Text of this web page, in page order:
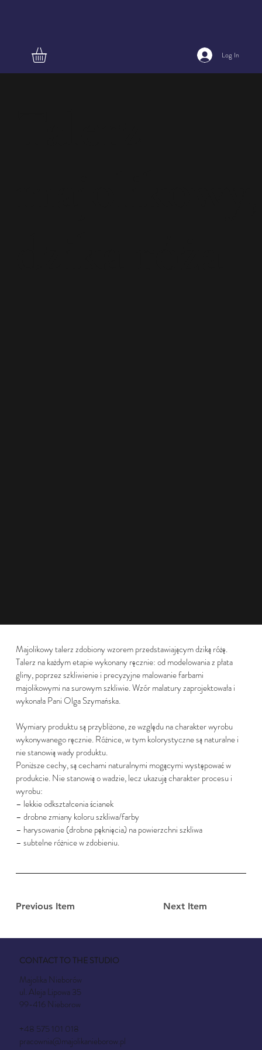
Log In
Previous Item Next Item
Majolikowy talerz zdobiony wzorem przedstawiającym dziką różę.
Talerz na każdym etapie wykonany ręcznie: od modelowania z płata
gliny, poprzez szkliwienie i precyzyjne malowanie farbami
majolikowymi na surowym szkliwie. Wzór malatury zaprojektowała i
wykonała Pani Olga Szymańska.
Wymiary produktu są przybliżone, ze względu na charakter wyrobu
wykonywanego ręcznie. Różnice, w tym kolorystyczne są naturalne i
nie stanowią wady produktu.
Poniższe cechy, są cechami naturalnymi mogącymi występować w
produkcie. Nie stanowią o wadzie, lecz ukazują charakter procesu i
wyrobu:
– lekkie odkształcenia ścianek
– drobne zmiany koloru szkliwa/farby
– harysowanie (drobne pęknięcia) na powierzchni szkliwa
– subtelne różnice w zdobieniu.
CONTACT TO THE STUDIO
Majolika Nieborów
ul. Aleja Lipowa 35
99-416 Nieborow
+48 575 101 018
pracownia@majolikanieborow.pl